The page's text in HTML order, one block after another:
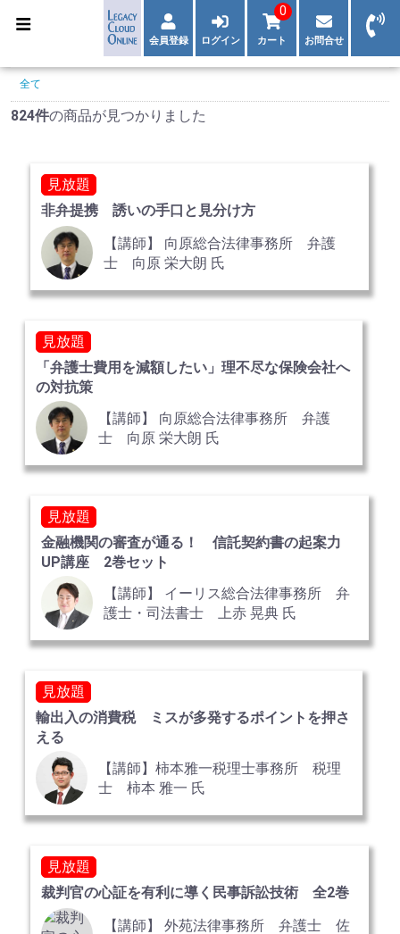
会員登録 ログイン カート
0
お問合せ
全て
824件の商品が見つかりました
見放題
非弁提携 誘いの手口と見分け方
【講師】 向原総合法律事務所 弁護
士 向原 栄大朗 氏
見放題
「弁護士費用を減額したい」理不尽な保険会社へ
の対抗策
【講師】 向原総合法律事務所 弁護
士 向原 栄大朗 氏
見放題
金融機関の審査が通る！ 信託契約書の起案力
UP講座 2巻セット
【講師】 イーリス総合法律事務所 弁
護士・司法書士 上赤 晃典 氏
見放題
輸出入の消費税 ミスが多発するポイントを押さ
える
【講師】柿本雅一税理士事務所 税理
士 柿本 雅一 氏
見放題
裁判官の心証を有利に導く民事訴訟技術 全2巻
【講師】 外苑法律事務所 弁護士 佐